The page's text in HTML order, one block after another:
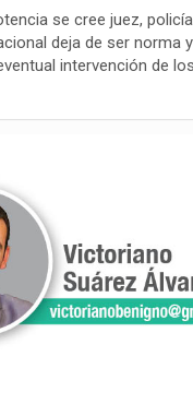
se cree juez,
deja de ser norma
intervención de